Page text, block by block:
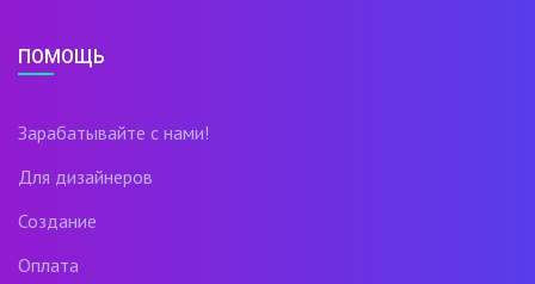
ПОМОЩЬ
Зарабатывайте с нами!
Для дизайнеров
Создание
Оплата